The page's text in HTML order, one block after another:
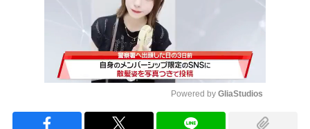
Powered by GliaStudios